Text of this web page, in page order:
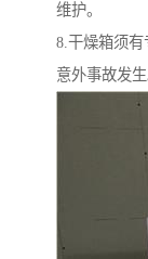
维护。
8.干燥箱须
意外事故发生